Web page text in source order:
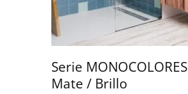
Serie
Mate / Brillo